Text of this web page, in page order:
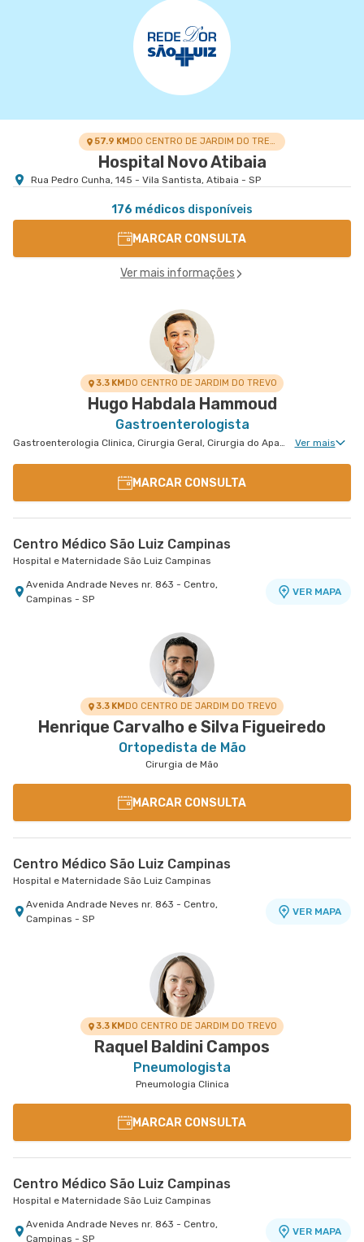
57.9 KM DO CENTRO DE JARDIM DO TREVO
Hospital Novo Atibaia
Rua Pedro Cunha, 145 - Vila Santista, Atibaia - SP
176 médicos disponíveis
MARCAR CONSULTA
Ver mais informações
3.3 KMDO CENTRO DE JARDIM DO TREVO
Hugo Habdala Hammoud
Gastroenterologista
Gastroenterologia Clinica, Cirurgia Geral, Cirurgia do Aparelho Digestivo, Cirurgia Oncologia do Peritônio, Cirurgia Robótica do Aparelho Digestivo, Cirurgia Robótica Geral, Cirurgia Oncológica, Cirurgia Oncológica do Aparelho Digestivo Ver mais
MARCAR CONSULTA
Centro Médico São Luiz Campinas
Hospital e Maternidade São Luiz Campinas
Avenida Andrade Neves nr. 863 - Centro,
Campinas - SP
VER MAPA
3.3 KMDO CENTRO DE JARDIM DO TREVO
Henrique Carvalho e Silva Figueiredo
Ortopedista de Mão
Cirurgia de Mão
MARCAR CONSULTA
Centro Médico São Luiz Campinas
Hospital e Maternidade São Luiz Campinas
Avenida Andrade Neves nr. 863 - Centro,
Campinas - SP
VER MAPA
3.3 KMDO CENTRO DE JARDIM DO TREVO
Raquel Baldini Campos
Pneumologista
Pneumologia Clinica
MARCAR CONSULTA
Centro Médico São Luiz Campinas
Hospital e Maternidade São Luiz Campinas
Avenida Andrade Neves nr. 863 - Centro,
Campinas - SP
VER MAPA